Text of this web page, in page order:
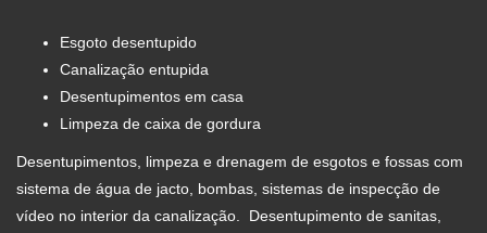
Esgoto desentupido
Canalização entupida
Desentupimentos em casa
Limpeza de caixa de gordura
Desentupimentos, limpeza e drenagem de esgotos e fossas com
sistema de água de jacto, bombas, sistemas de inspecção de
vídeo no interior da canalização. Desentupimento de sanitas,